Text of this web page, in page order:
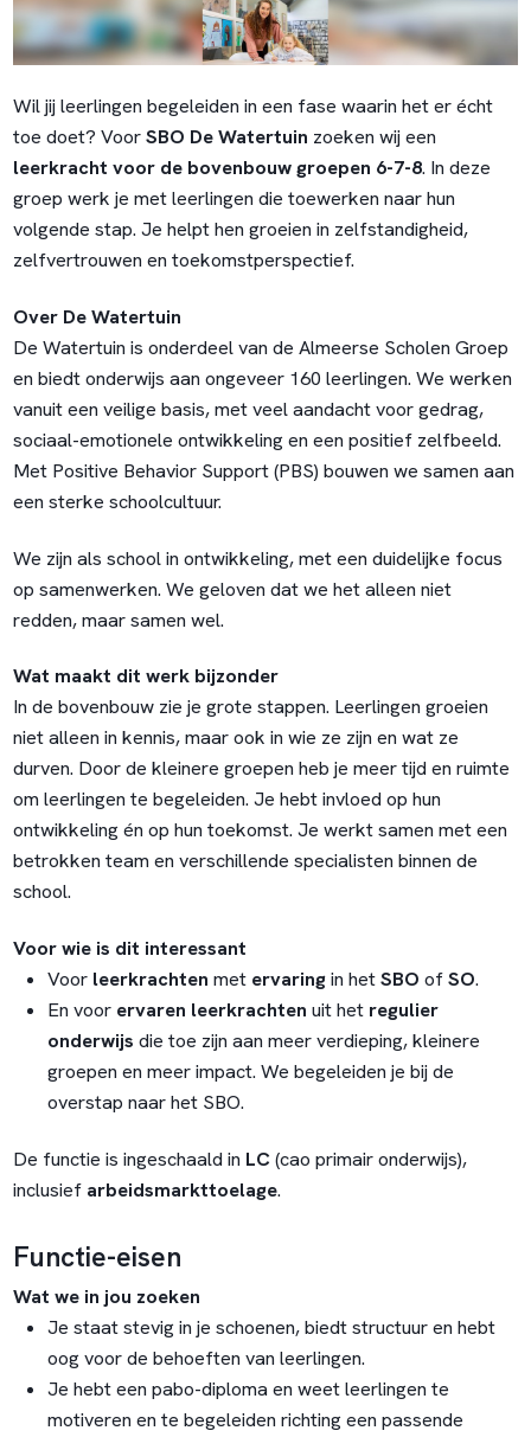
Wil jij leerlingen begeleiden in een fase waarin het er écht
toe doet? VoorSBO De Watertuin zoeken wij een
leerkracht voor de bovenbouw groepen 6-7-8. In deze
groep werk je met leerlingen die toewerken naar hun
volgende stap. Je helpt hen groeien in zelfstandigheid,
zelfvertrouwen en toekomstperspectief.
Over De Watertuin
De Watertuin is onderdeel van de Almeerse Scholen Groep
en biedt onderwijs aan ongeveer 160 leerlingen. We werken
vanuit een veilige basis, met veel aandacht voor gedrag,
sociaal-emotionele ontwikkeling en een positief zelfbeeld.
Met Positive Behavior Support (PBS) bouwen we samen aan
een sterke schoolcultuur.
We zijn als school in ontwikkeling, met een duidelijke focus
op samenwerken. We geloven dat we het alleen niet
redden, maar samen wel.
Wat maakt dit werk bijzonder
In de bovenbouw zie je grote stappen. Leerlingen groeien
niet alleen in kennis, maar ook in wie ze zijn en wat ze
durven. Door de kleinere groepen heb je meer tijd en ruimte
om leerlingen te begeleiden. Je hebt invloed op hun
ontwikkeling én op hun toekomst. Je werkt samen met een
betrokken team en verschillende specialisten binnen de
school.
Voor wie is dit interessant
Voor leerkrachten met ervaringin hetSBO ofSO.
En voor ervaren leerkrachten uit het regulier
onderwijs die toe zijn aan meer verdieping, kleinere
groepen en meer impact. We begeleiden je bij de
overstap naar het SBO.
De functie is ingeschaald in LC (cao primair onderwijs),
inclusief arbeidsmarkttoelage.
Functie-eisen
Wat we in jou zoeken
Je staat stevig in je schoenen, biedt structuur en hebt
oog voor de behoeften van leerlingen.
Je hebt een pabo-diploma en weet leerlingen te
motiveren en te begeleiden richting een passende